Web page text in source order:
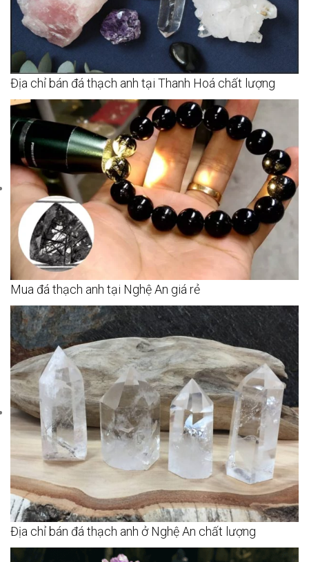
Địa chỉ bán đá thạch anh tại Thanh Hoá chất lượng
Mua đá thạch anh tại Nghệ An giá rẻ
Địa chỉ bán đá thạch anh ở Nghệ An chất lượng